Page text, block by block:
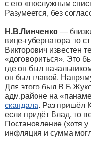
с его «послужным
Разумеется, без
Н.В.Линченко —
вице-губернатора по
Викторович известен
«договориться». Это
где он был
он был главой.
Для этого был
адм.районе на
скандала. Раз пришёл
если придёт Влад, то
Постановление (хотя у
инфляция и сумма